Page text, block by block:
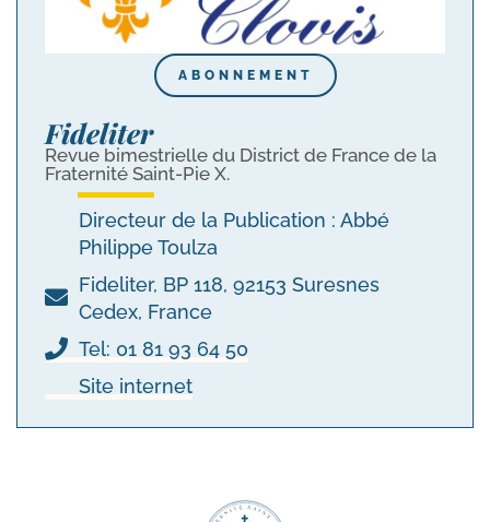
ABONNEMENT
Fideliter
Revue bimestrielle du District de France de la
Fraternité Saint-Pie X.
Directeur de la Publication : Abbé
Philippe Toulza
Fideliter, BP 118, 92153 Suresnes
Cedex, France
Tel: 01 81 93 64 50
Site internet